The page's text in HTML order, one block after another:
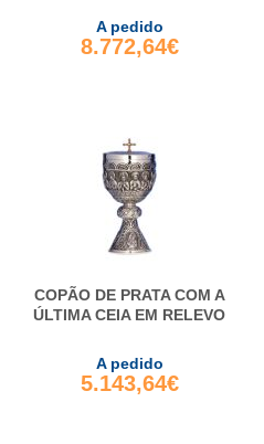
A pedido
8.772,64€
COPÃO DE PRATA COM A
ÚLTIMA CEIA EM RELEVO
A pedido
5.143,64€